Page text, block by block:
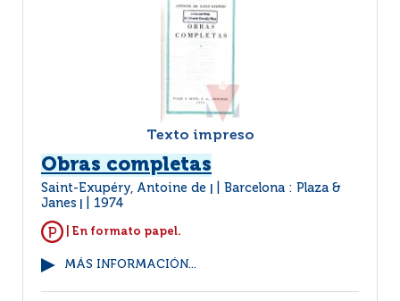
Texto impreso
Obras completas
Saint-Exupéry, Antoine de
Barcelona : Plaza &
Janes
1974
| En formato papel.
MÁS INFORMACIÓN...